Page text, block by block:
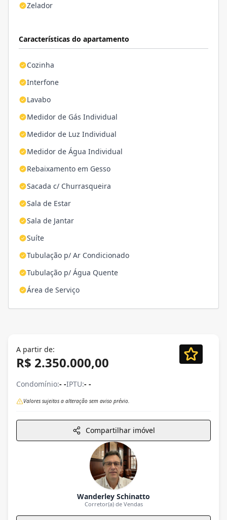
Zelador
Características do apartamento
Cozinha
Interfone
Lavabo
Medidor de Gás Individual
Medidor de Luz Individual
Medidor de Água Individual
Rebaixamento em Gesso
Sacada c/ Churrasqueira
Sala de Estar
Sala de Jantar
Suíte
Tubulação p/ Ar Condicionado
Tubulação p/ Água Quente
Área de Serviço
A partir de:
R$ 2.350.000,00
Condomínio:- -IPTU:- -
Valores sujeitos a alteração sem aviso prévio.
Compartilhar imóvel
Wanderley Schinatto
Corretor(a) de Vendas